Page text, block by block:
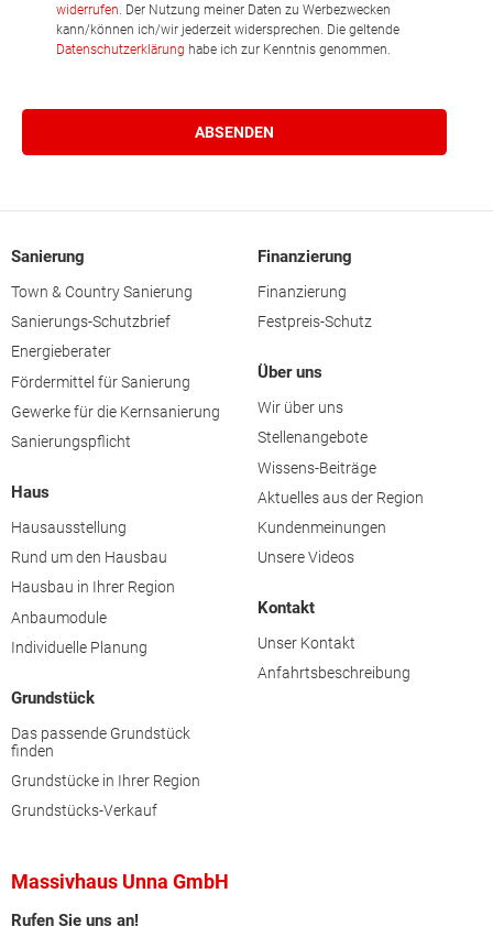
widerrufen . Der Nutzung meiner Daten zu Werbezwecken
kann/können ich/wir jederzeit widersprechen. Die geltende
Datenschutzerklärung habe ich zur Kenntnis genommen.
Sanierung
Town & Country Sanierung
Sanierungs-Schutzbrief
Energieberater
Fördermittel für Sanierung
Gewerke für die Kernsanierung
Sanierungspflicht
Haus
Hausausstellung
Rund um den Hausbau
Hausbau in Ihrer Region
Anbaumodule
Individuelle Planung
Grundstück
Das passende Grundstück
finden
Grundstücke in Ihrer Region
Grundstücks-Verkauf
Finanzierung
Finanzierung
Festpreis-Schutz
Über uns
Wir über uns
Stellenangebote
Wissens-Beiträge
Aktuelles aus der Region
Kundenmeinungen
Unsere Videos
Kontakt
Unser Kontakt
Anfahrtsbeschreibung
Massivhaus Unna GmbH
Rufen Sie uns an!